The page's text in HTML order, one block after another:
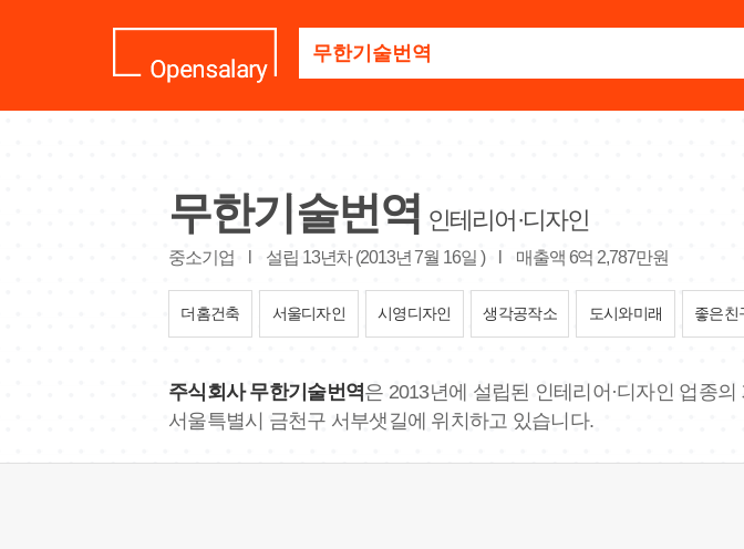
명
요
무한기술번역 인테리어·디자인
중소기업 설립 13년차 (2013년 7월 16일 ) 매출액 6억 2,787만원
더홈건축 서울디자인 시영디자인 생각공작소 도시와미래 좋은친
주식회사 무한기술번역 은 2013년에 설립된 인테리어·디자인 업종
서울특별시 금천구 서부샛길에 위치하고 있습니다.